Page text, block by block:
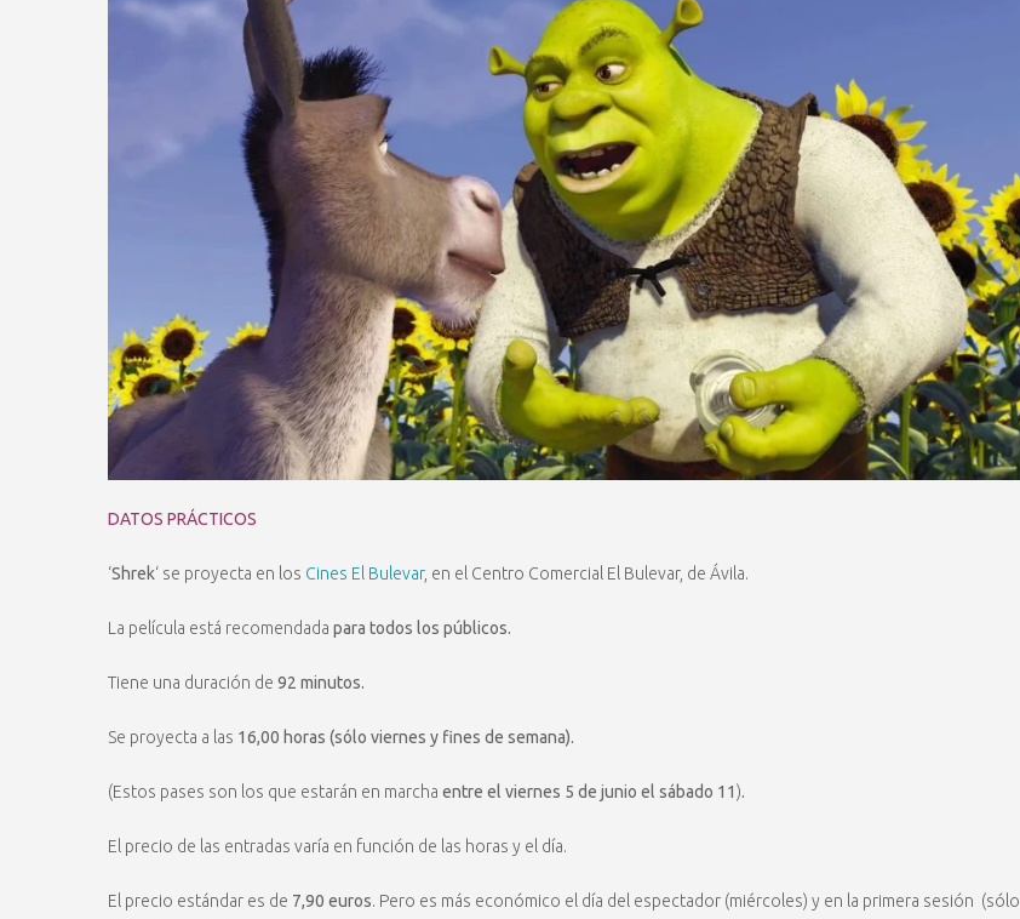
DATOS PRÁCTICOS
‘Shrek‘ se proyecta en los Cines El Bulevar, en el Centro Comercial El Bulevar, de Ávila.
La película está recomendada para todos los públicos.
Tiene una duración de 92 minutos.
Se proyecta a las 16,00 horas (sólo viernes y fines de semana).
(Estos pases son los que estarán en marcha entre el viernes 5 de junio el sábado 11).
El precio de las entradas varía en función de las horas y el día.
El precio estándar es de 7,90 euros. Pero es más económico el día del espectador (miércoles) y en la primera sesión (sólo